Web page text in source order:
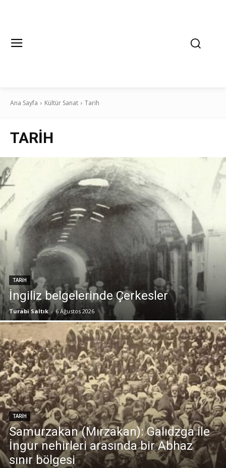
Ana Sayfa Kültür Sanat Tarih
TARIH
TARIH
İngiliz belgelerinde Çerkesler
Turabi Saltık - 6 Ağustos 2026
TARIH
Samurzakan (Mırzakan): Galıdzga ile
İngur nehirleri arasında bir Abhaz
sınır bölgesi